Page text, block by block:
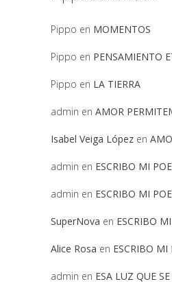
Pippo en MOMENTOS
Pippo en PENSAMIENTO
Pippo en LA TIERRA
admin en AMOR
Isabel Veiga López en
admin en ESCRIBO MI
admin en ESCRIBO MI
SuperNova en ESCRIBO
Alice Rosa en ESCRIBO MI
admin en ESA LUZ QUE